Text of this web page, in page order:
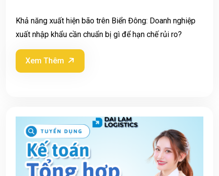
Khả năng xuất hiện bão trên Biển Đông: Doanh nghiệp
xuất nhập khẩu cần chuẩn bị gì để hạn chế rủi ro?
Xem Thêm